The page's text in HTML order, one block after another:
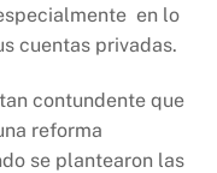
en lo
cuentas privadas.
contundente que
reforma
se plantearon las